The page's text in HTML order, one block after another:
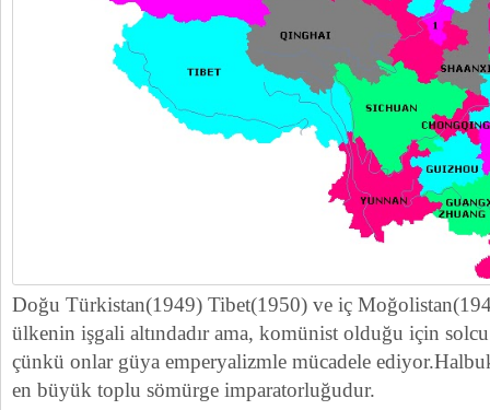
Doğu Türkistan(1949) Tibet(1950) ve iç
ülkenin işgali altındadır ama, komünist olduğu için
çünkü onlar güya emperyalizmle mücadele
en büyük toplu sömürge imparatorluğudur.